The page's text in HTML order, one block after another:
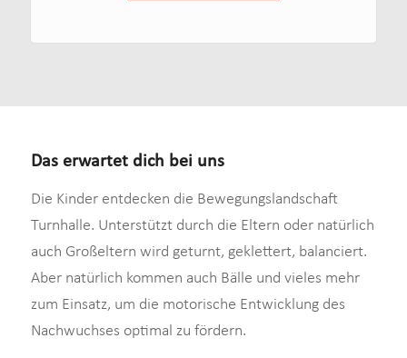
Das erwartet dich bei uns
Die Kinder entdecken die Bewegungslandschaft
Turnhalle. Unterstützt durch die Eltern oder natürlich
auch Großeltern wird geturnt, geklettert, balanciert.
Aber natürlich kommen auch Bälle und vieles mehr
zum Einsatz, um die motorische Entwicklung des
Nachwuchses optimal zu fördern.